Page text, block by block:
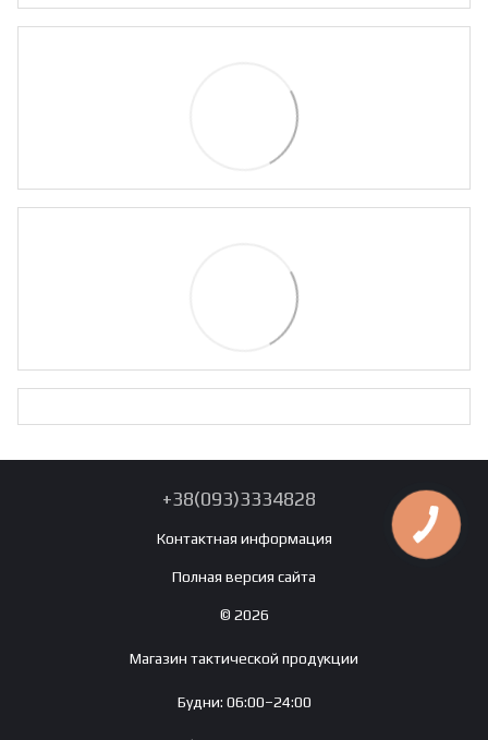
+38(093)3334828
Контактная информация
Полная версия сайта
© 2026
Магазин тактической продукции
Будни: 06:00–24:00